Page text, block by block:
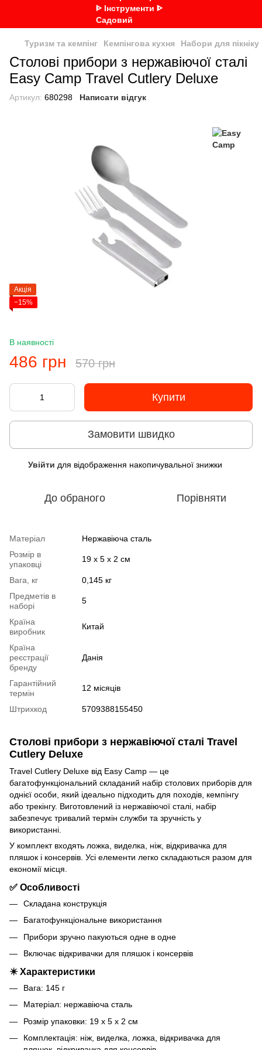
Туризм та кемпінг Кемпінгова кухня Набори для пікніку
Столові прибори з нержавіючої сталі
Easy Camp Travel Cutlery Deluxe
Артикул: 680298 Написати відгук
Акція
−15%
В наявності
486 грн 570 грн
Купити
Замовити швидко
Увійти для відображення накопичувальної знижки
До обраного Порівняти
Матеріал
Нержавіюча сталь
Розмір в
упаковці
19 х 5 х 2 см
Вага, кг
0,145 кг
Предметів в
наборі
5
Країна
виробник
Китай
Країна
реєстрації
бренду
Данія
Гарантійний
термін
12 місяців
Штрихкод 5709388155450
Столові прибори з нержавіючої сталі Travel
Cutlery Deluxe
Travel Cutlery Deluxe від Easy Camp — це
багатофункціональний складаний набір столових приборів для
однієї особи, який ідеально підходить для походів, кемпінгу
або трекінгу. Виготовлений із нержавіючої сталі, набір
забезпечує тривалий термін служби та зручність у
використанні.
У комплект входять ложка, виделка, ніж, відкривачка для
пляшок і консервів. Усі елементи легко складаються разом для
економії місця.
✅ Особливості
Складана конструкція
Багатофункціональне використання
Прибори зручно пакуються одне в одне
Включає відкривачки для пляшок і консервів
✴️ Характеристики
Вага: 145 г
Матеріал: нержавіюча сталь
Розмір упаковки: 19 х 5 х 2 см
Комплектація: ніж, виделка, ложка, відкривачка для